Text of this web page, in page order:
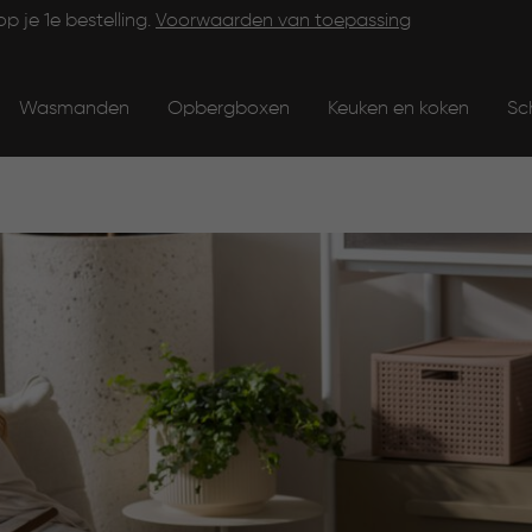
je 1e bestelling. Voorwaarden van toepassing
Wasmanden Opbergboxen Keuken en koken